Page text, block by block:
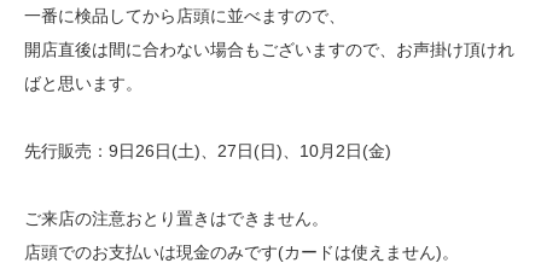
一番に検品してから店頭に並べますので、
開店直後は間に合わない場合もございますので、お声掛け頂けれ
ばと思います。
先行販売：9日26日(土)、27日(日)、10月2日(金)
ご来店の注意おとり置きはできません。
店頭でのお支払いは現金のみです(カードは使えません)。